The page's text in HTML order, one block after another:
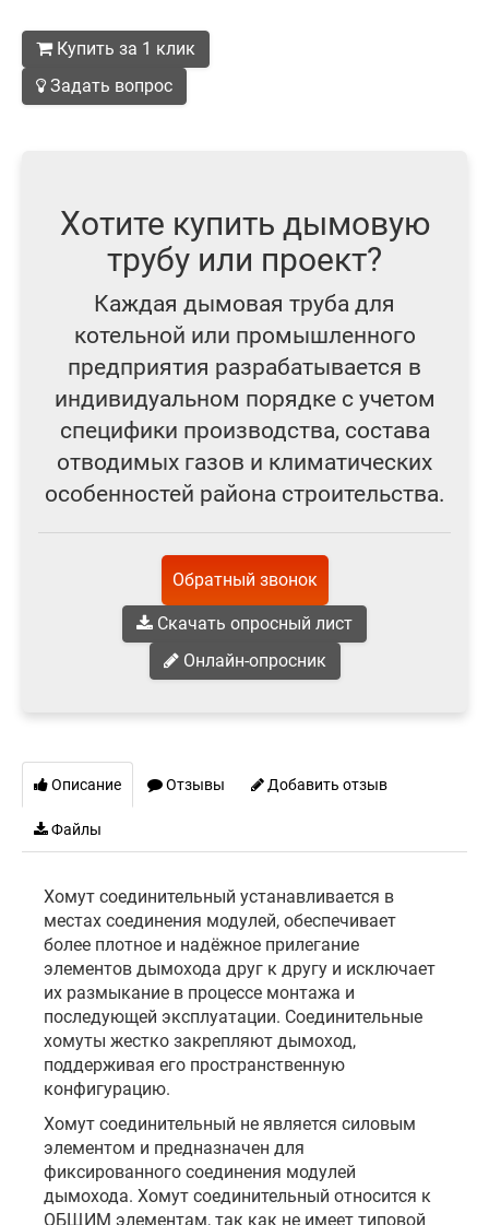
Купить за 1 клик
Задать вопрос
Хотите купить дымовую
трубу или проект?
Каждая дымовая труба для
котельной или промышленного
предприятия разрабатывается в
индивидуальном порядке с учетом
специфики производства, состава
отводимых газов и климатических
особенностей района строительства.
Обратный звонок
Скачать опросный лист
Онлайн-опросник
Описание Отзывы Добавить отзыв
Файлы
Хомут соединительный устанавливается в
местах соединения модулей, обеспечивает
более плотное и надёжное прилегание
элементов дымохода друг к другу и исключает
их размыкание в процессе монтажа и
последующей эксплуатации. Соединительные
хомуты жестко закрепляют дымоход,
поддерживая его пространственную
конфигурацию.
Хомут соединительный не является силовым
элементом и предназначен для
фиксированного соединения модулей
дымохода. Хомут соединительный относится к
ОБЩИМ элементам, так как не имеет типовой